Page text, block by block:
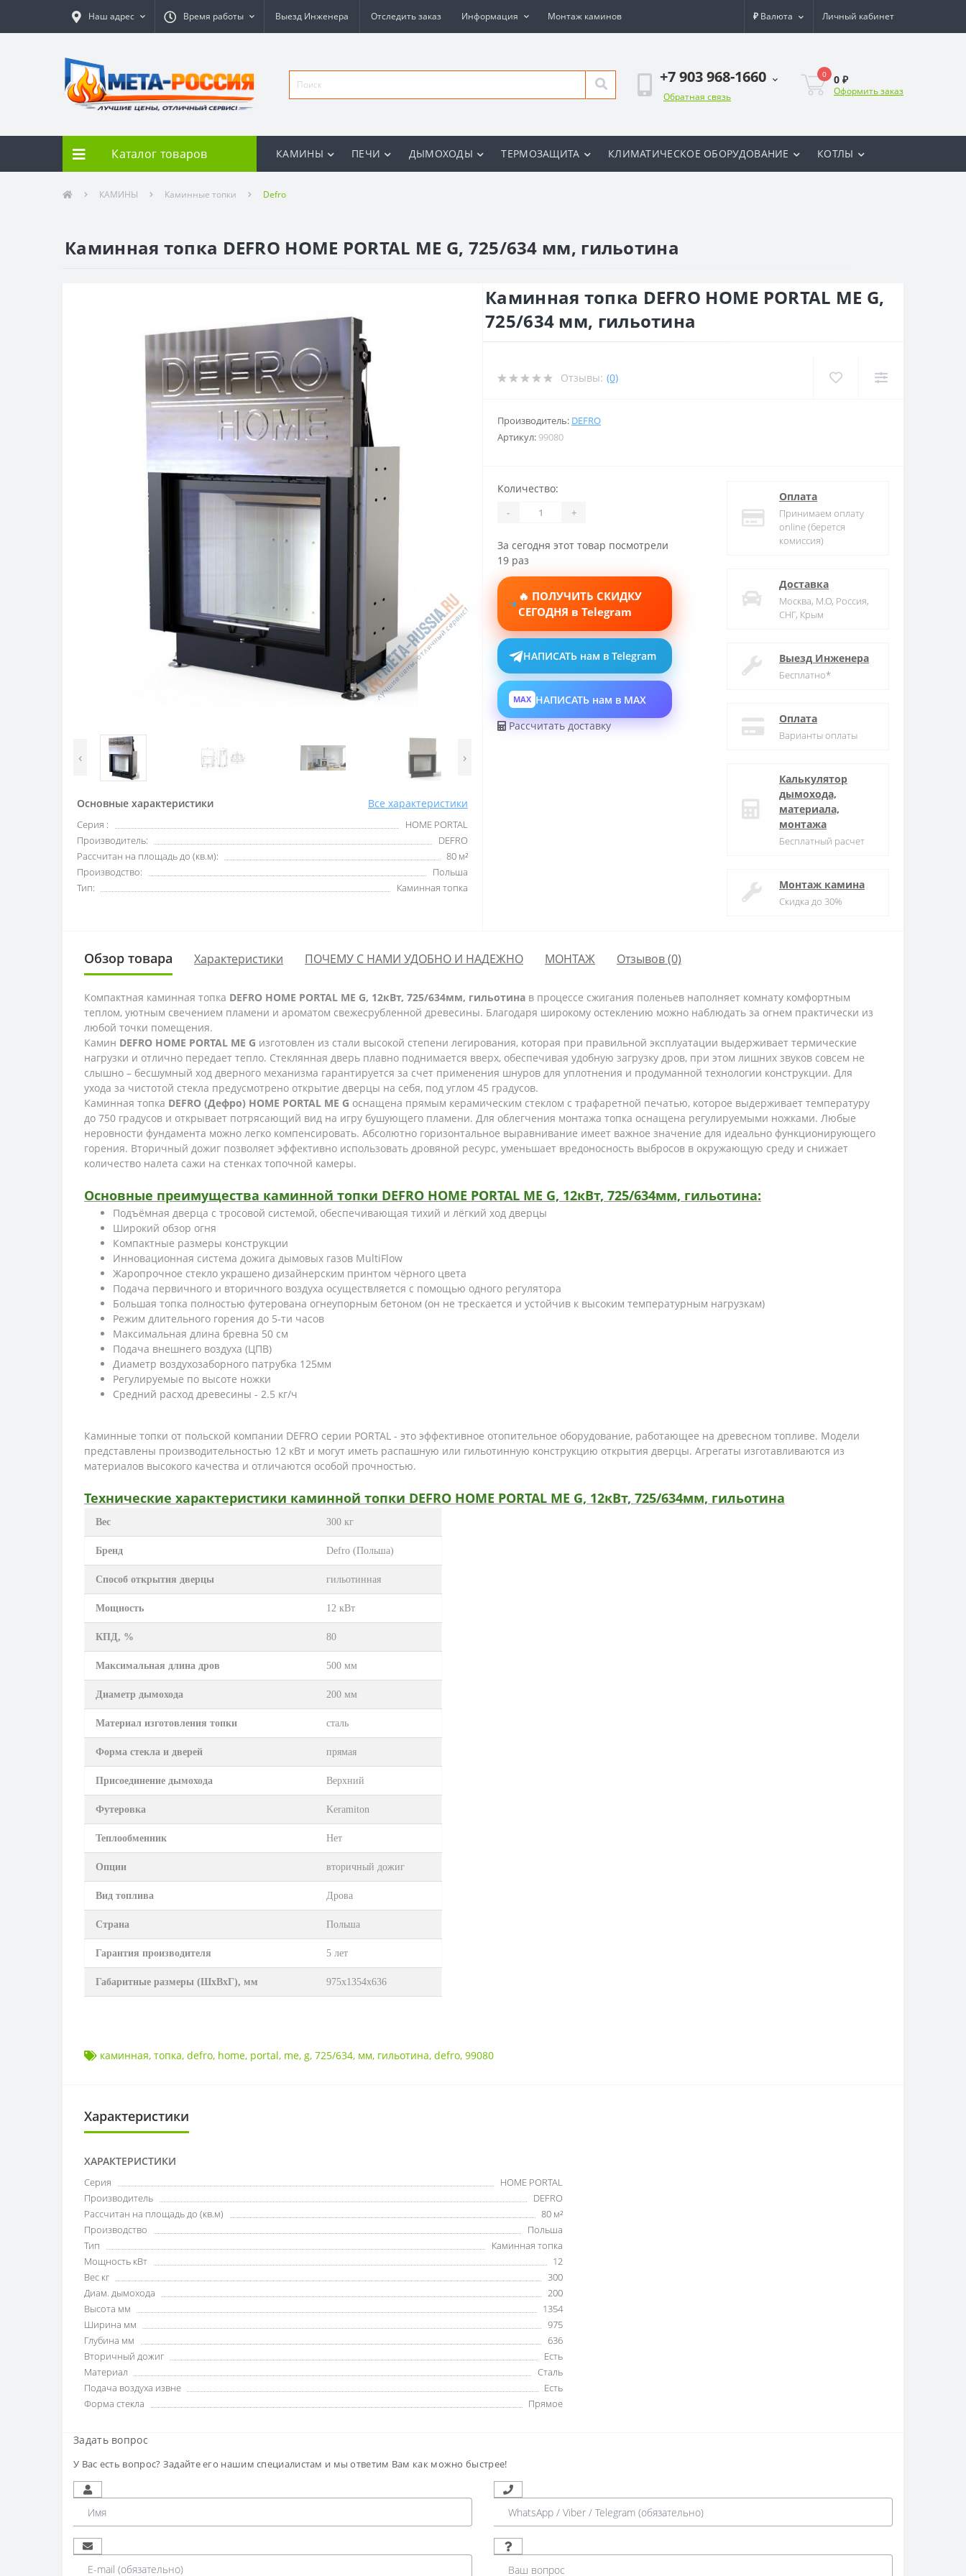
Наш адрес Время работы Выезд Инженера Отследить заказ Информация Монтаж каминов ₽ Валюта Личный кабинет
+7 903 968-1660
Обратная связь
0 0 ₽
Оформить заказ
Каталог товаров КАМИНЫ ПЕЧИ ДЫМОХОДЫ ТЕРМОЗАЩИТА КЛИМАТИЧЕСКОЕ ОБОРУДОВАНИЕ КОТЛЫ
КАМИНЫ Каминные топки Defro
Каминная топка DEFRO HOME PORTAL ME G, 725/634 мм, гильотина
‹ ›
Основные характеристики Все характеристики
Серия :
HOME PORTAL
Производитель:
DEFRO
Рассчитан на площадь до (кв.м):
80 м²
Производство:
Польша
Тип:
Каминная топка
Каминная топка DEFRO HOME PORTAL ME G,
725/634 мм, гильотина
Отзывы: (0)
Производитель: DEFRO
Артикул: 99080
Количество:
- +
За сегодня этот товар посмотрели
19 раз
🔥 ПОЛУЧИТЬ СКИДКУ
СЕГОДНЯ в Telegram
НАПИСАТЬ нам в Telegram
MAX НАПИСАТЬ нам в MAX
Рассчитать доставку
Оплата
Принимаем оплату
online (берется
комиссия)
Доставка
Москва, М.О, Россия,
СНГ, Крым
Выезд Инженера
Бесплатно*
Оплата
Варианты оплаты
Калькулятор
дымохода,
материала,
монтажа
Бесплатный расчет
Монтаж камина
Скидка до 30%
Обзор товара Характеристики ПОЧЕМУ С НАМИ УДОБНО И НАДЕЖНО МОНТАЖ Отзывов (0)
Компактная каминная топка DEFRO HOME PORTAL ME G, 12кВт, 725/634мм, гильотина в процессе сжигания поленьев наполняет комнату комфортным
теплом, уютным свечением пламени и ароматом свежесрубленной древесины. Благодаря широкому остеклению можно наблюдать за огнем практически из
любой точки помещения.
Камин DEFRO HOME PORTAL ME G изготовлен из стали высокой степени легирования, которая при правильной эксплуатации выдерживает термические
нагрузки и отлично передает тепло. Стеклянная дверь плавно поднимается вверх, обеспечивая удобную загрузку дров, при этом лишних звуков совсем не
слышно – бесшумный ход дверного механизма гарантируется за счет применения шнуров для уплотнения и продуманной технологии конструкции. Для
ухода за чистотой стекла предусмотрено открытие дверцы на себя, под углом 45 градусов.
Каминная топка DEFRO (Дефро) HOME PORTAL ME G оснащена прямым керамическим стеклом с трафаретной печатью, которое выдерживает температуру
до 750 градусов и открывает потрясающий вид на игру бушующего пламени. Для облегчения монтажа топка оснащена регулируемыми ножками. Любые
неровности фундамента можно легко компенсировать. Абсолютно горизонтальное выравнивание имеет важное значение для идеально функционирующего
горения. Вторичный дожиг позволяет эффективно использовать дровяной ресурс, уменьшает вредоносность выбросов в окружающую среду и снижает
количество налета сажи на стенках топочной камеры.
Основные преимущества каминной топки DEFRO HOME PORTAL ME G, 12кВт, 725/634мм, гильотина:
Подъёмная дверца с тросовой системой, обеспечивающая тихий и лёгкий ход дверцы
Широкий обзор огня
Компактные размеры конструкции
Инновационная система дожига дымовых газов MultiFlow
Жаропрочное стекло украшено дизайнерским принтом чёрного цвета
Подача первичного и вторичного воздуха осуществляется с помощью одного регулятора
Большая топка полностью футерована огнеупорным бетоном (он не трескается и устойчив к высоким температурным нагрузкам)
Режим длительного горения до 5-ти часов
Максимальная длина бревна 50 см
Подача внешнего воздуха (ЦПВ)
Диаметр воздухозаборного патрубка 125мм
Регулируемые по высоте ножки
Средний расход древесины - 2.5 кг/ч
Каминные топки от польской компании DEFRO серии PORTAL - это эффективное отопительное оборудование, работающее на древесном топливе. Модели
представлены производительностью 12 кВт и могут иметь распашную или гильотинную конструкцию открытия дверцы. Агрегаты изготавливаются из
материалов высокого качества и отличаются особой прочностью.
Технические характеристики каминной топки DEFRO HOME PORTAL ME G, 12кВт, 725/634мм, гильотина
Вес 300 кг
Бренд Defro (Польша)
Способ открытия дверцы гильотинная
Мощность 12 кВт
КПД, % 80
Максимальная длина дров 500 мм
Диаметр дымохода 200 мм
Материал изготовления топки сталь
Форма стекла и дверей прямая
Присоединение дымохода Верхний
Футеровка Keramiton
Теплообменник Нет
Опции вторичный дожиг
Вид топлива Дрова
Страна Польша
Гарантия производителя 5 лет
Габаритные размеры (ШхВхГ), мм 975х1354х636
каминная, топка, defro, home, portal, me, g, 725/634, мм, гильотина, defro, 99080
Характеристики
ХАРАКТЕРИСТИКИ
Серия
HOME PORTAL
Производитель
DEFRO
Рассчитан на площадь до (кв.м)
80 м²
Производство
Польша
Тип
Каминная топка
Мощность кВт
12
Вес кг
300
Диам. дымохода
200
Высота мм
1354
Ширина мм
975
Глубина мм
636
Вторичный дожиг
Есть
Материал
Сталь
Подача воздуха извне
Есть
Форма стекла
Прямое
Задать вопрос
У Вас есть вопрос? Задайте его нашим специалистам и мы ответим Вам как можно быстрее!